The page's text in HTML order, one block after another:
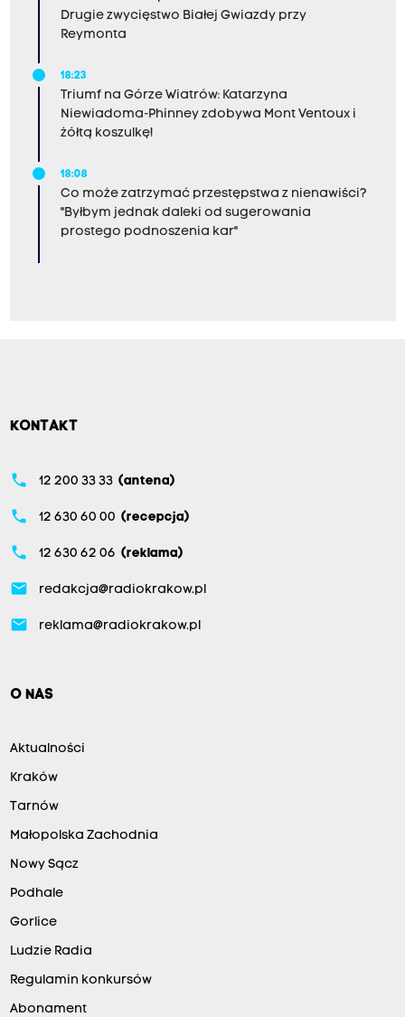
Drugie zwycięstwo Białej Gwiazdy przy
Reymonta
18:23
Triumf na Górze Wiatrów: Katarzyna
Niewiadoma-Phinney zdobywa Mont Ventoux i
żółtą koszulkę!
18:08
Co może zatrzymać przestępstwa z nienawiści?
"Byłbym jednak daleki od sugerowania
prostego podnoszenia kar"
KONTAKT
phone 12 200 33 33 (antena)
phone 12 630 60 00 (recepcja)
phone 12 630 62 06 (reklama)
email redakcja@radiokrakow.pl
email reklama@radiokrakow.pl
O NAS
Aktualności
Kraków
Tarnów
Małopolska Zachodnia
Nowy Sącz
Podhale
Gorlice
Ludzie Radia
Regulamin konkursów
Abonament